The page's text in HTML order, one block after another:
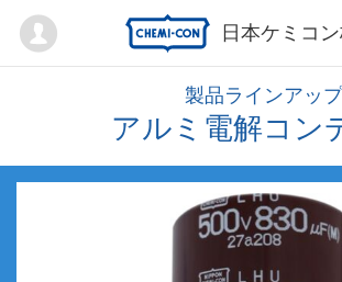
日本ケミコ
Mypage
製品ラインアップ
アルミ電解コン